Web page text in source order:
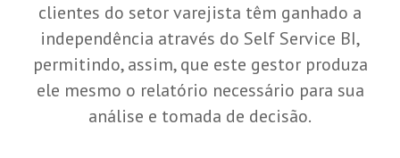
clientes do setor varejista têm ganhado a
independência através do Self Service BI,
permitindo, assim, que este gestor produza
ele mesmo o relatório necessário para sua
análise e tomada de decisão.